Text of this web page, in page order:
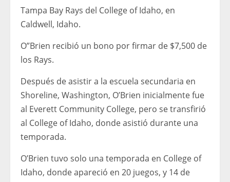
Tampa Bay Rays del College of Idaho, en
Caldwell, Idaho.
O”Brien recibió un bono por firmar de $7,500 de
los Rays.
Después de asistir a la escuela secundaria en
Shoreline, Washington, O’Brien inicialmente fue
al Everett Community College, pero se transfirió
al College of Idaho, donde asistió durante una
temporada.
O’Brien tuvo solo una temporada en College of
Idaho, donde apareció en 20 juegos, y 14 de